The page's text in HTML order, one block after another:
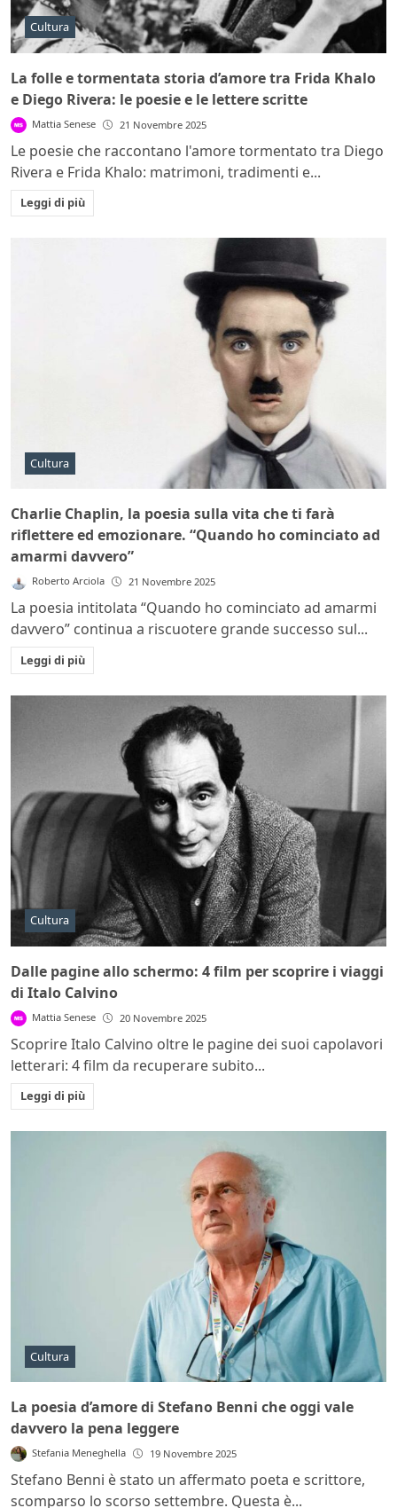
Cultura
La folle e tormentata storia d’amore tra Frida Khalo
e Diego Rivera: le poesie e le lettere scritte
Mattia Senese 21 Novembre 2025
Le poesie che raccontano l'amore tormentato tra Diego
Rivera e Frida Khalo: matrimoni, tradimenti e...
Leggi di più
Cultura
Charlie Chaplin, la poesia sulla vita che ti farà
riflettere ed emozionare. “Quando ho cominciato ad
amarmi davvero”
Roberto Arciola 21 Novembre 2025
La poesia intitolata “Quando ho cominciato ad amarmi
davvero” continua a riscuotere grande successo sul...
Leggi di più
Cultura
Dalle pagine allo schermo: 4 film per scoprire i viaggi
di Italo Calvino
Mattia Senese 20 Novembre 2025
Scoprire Italo Calvino oltre le pagine dei suoi capolavori
letterari: 4 film da recuperare subito...
Leggi di più
Cultura
La poesia d’amore di Stefano Benni che oggi vale
davvero la pena leggere
Stefania Meneghella 19 Novembre 2025
Stefano Benni è stato un affermato poeta e scrittore,
scomparso lo scorso settembre. Questa è...